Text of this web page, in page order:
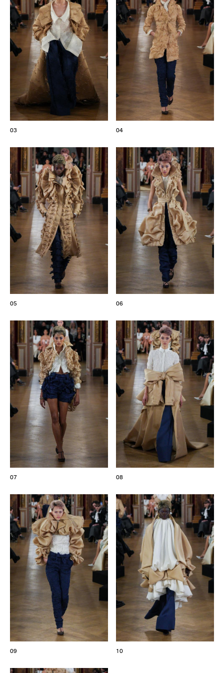
03 04
05 06
07 08
09 10
Les Maisons de Haute Joaillerie
Prochaines saisons et précédentes éditions
Magazine - Insider